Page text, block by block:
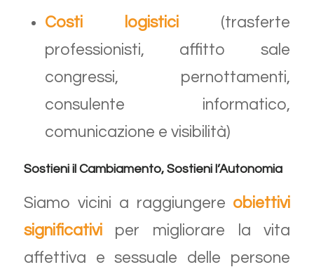
Costi logistici (trasferte
professionisti, affitto sale
congressi, pernottamenti,
consulente informatico,
comunicazione e visibilità)
Sostieni il Cambiamento, Sostieni l’Autonomia
Siamo vicini a raggiungere obiettivi
significativiper migliorare la vita
affettiva e sessuale delle persone